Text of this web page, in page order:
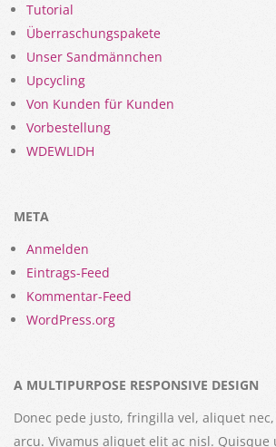
Tutorial
Überraschungspakete
Unser Sandmännchen
Upcycling
Von Kunden für Kunden
Vorbestellung
WDEWLIDH
META
Anmelden
Eintrags-Feed
Kommentar-Feed
WordPress.org
A MULTIPURPOSE RESPONSIVE DESIGN
Donec pede justo, fringilla vel, aliquet
arcu. Vivamus aliquet elit ac nisl. Quisque